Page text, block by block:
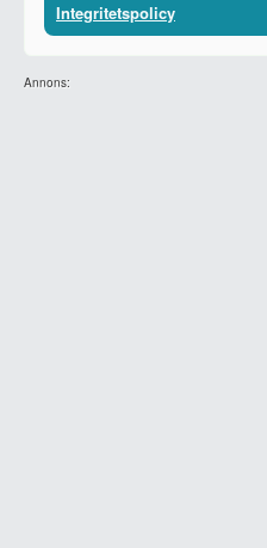
Integritetspolicy
Annons: